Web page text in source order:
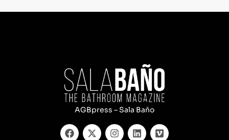
AGBpress – Sala Baño